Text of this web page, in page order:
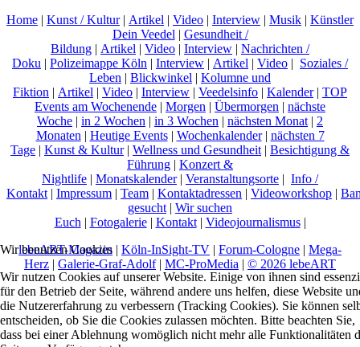
Home | Kunst / Kultur| Artikel | Video | Interview | Musik | Künstler
Dein Veedel | Gesundheit /
Bildung | Artikel | Video | Interview | Nachrichten /
Doku | Polizeimappe Köln | Interview | Artikel | Video | Soziales /
Leben | Blickwinkel | Kolumne und
Fiktion | Artikel | Video | Interview | Veedelsinfo | Kalender| TOP
Events am Wochenende | Morgen | Übermorgen | nächste
Woche | in 2 Wochen | in 3 Wochen | nächsten Monat | 2
Monaten | Heutige Events| Wochenkalender| nächsten 7
Tage | Kunst & Kultur| Wellness und Gesundheit | Besichtigung &
Führung | Konzert &
Nightlife | Monatskalender| Veranstaltungsorte | Info /
Kontakt | Impressum | Team | Kontaktadressen | Videoworkshop |
gesucht | Wir suchen
Euch | Fotogalerie| Kontakt| Videojournalismus|
lebeART-Magazin | Köln-InSight-TV | Forum-Cologne | Mega-
Herz | Galerie-Graf-Adolf| MC-ProMedia | © 2026 lebeART
Wir benutzen Cookies
Wir nutzen Cookies auf unserer Website. Einige von ihnen sind
für den Betrieb der Seite, während andere uns helfen, diese Website
die Nutzererfahrung zu verbessern (Tracking Cookies). Sie können
entscheiden, ob Sie die Cookies zulassen möchten. Bitte beachten Sie,
dass bei einer Ablehnung womöglich nicht mehr alle Funktionalitäten